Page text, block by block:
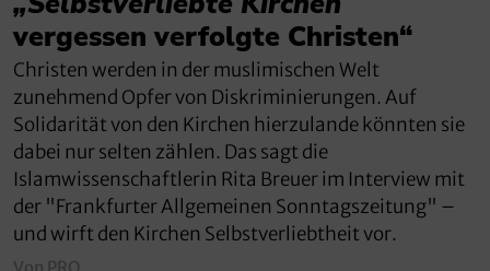
vergessen verfolgte Christen“
Christen werden in der muslimischen Welt
zunehmend Opfer von Diskriminierungen. Auf
Solidarität von den Kirchen hierzulande könnten sie
dabei nur selten zählen. Das sagt die
Islamwissenschaftlerin Rita Breuer im Interview mit
der "Frankfurter Allgemeinen Sonntagszeitung" –
und wirft den Kirchen Selbstverliebtheit vor.
Von PRO